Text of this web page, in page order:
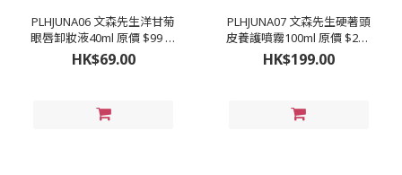
PLHJUNA06 文森先生洋甘菊
眼唇卸妝液40ml 原價 $99 直
播價$69
HK$69.00
PLHJUNA07 文森先生硬著頭
皮養護噴霧100ml 原價 $279
直播價$199
HK$199.00